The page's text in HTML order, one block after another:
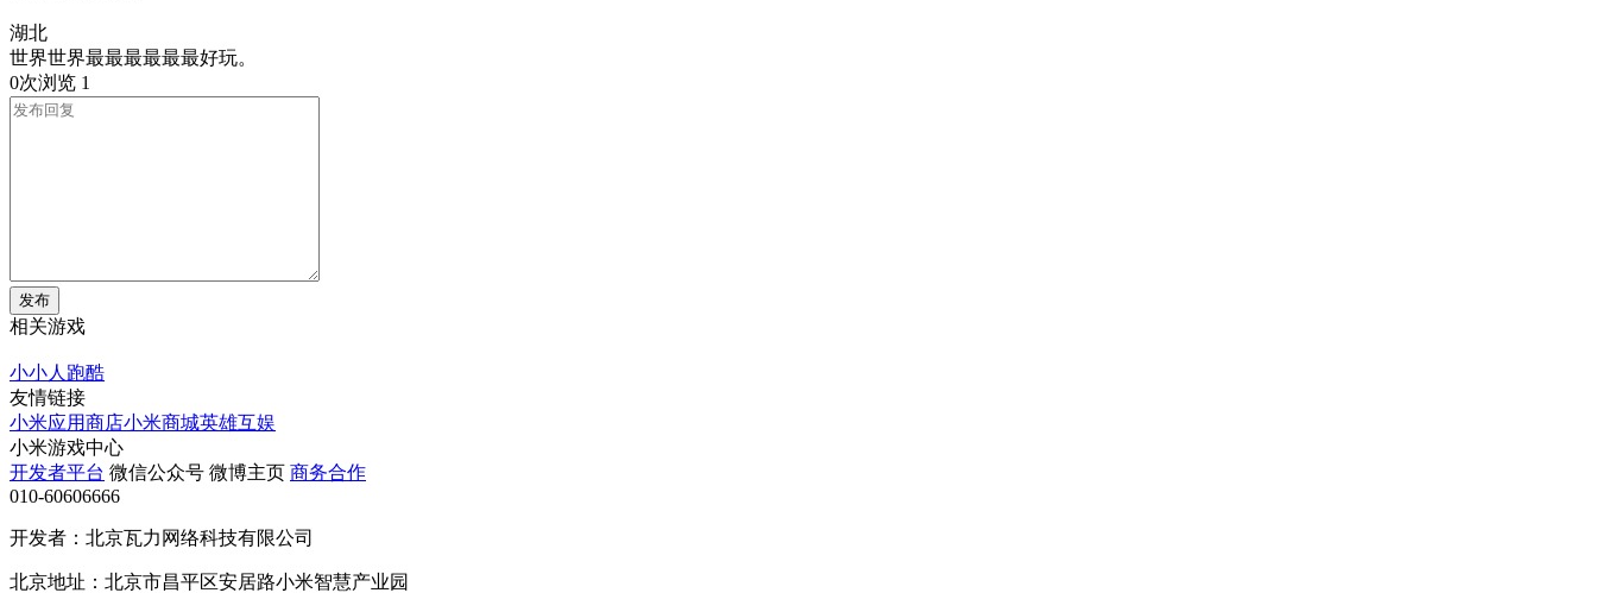
湖北
世界世界最最最最最最好玩。
0次浏览 1
发布
相关游戏
小小人跑酷
友情链接
小米应用商店小米商城英雄互娱
小米游戏中心
开发者平台 微信公众号 微博主页 商务合作
010-60606666
开发者：北京瓦力网络科技有限公司
北京地址：北京市昌平区安居路小米智慧产业园